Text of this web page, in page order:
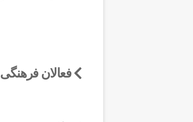
فعالان فرهنگی